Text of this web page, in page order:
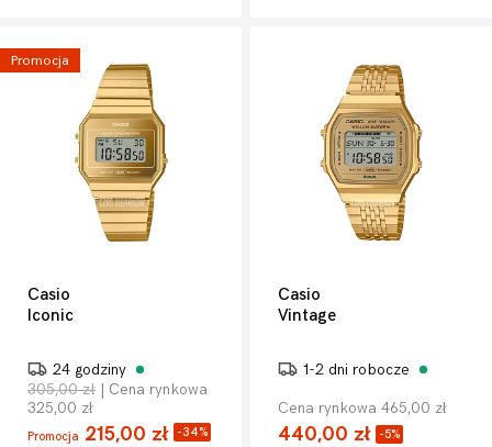
Promocja
Casio
Iconic
24 godziny
305,00 zł | Cena rynkowa
325,00 zł
Promocja 215,00 zł -34%
Casio
Vintage
1-2 dni robocze
Cena rynkowa 465,00 zł
440,00 zł -5%